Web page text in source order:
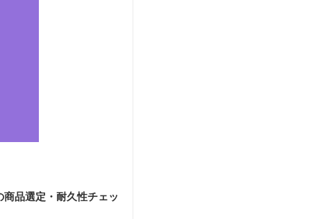
品選定・耐久性チェッ